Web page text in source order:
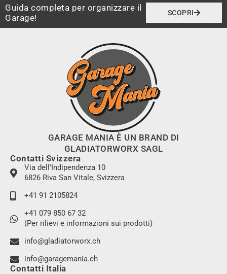
Guida completa per organizzare il
Garage!
SCOPRI
GARAGE MANIA È UN BRAND DI
GLADIATORWORX SAGL
Contatti Svizzera
Via dell'Indipendenza 10
6826 Riva San Vitale, Svizzera
+41 91 2105824
+41 079 850 67 32
(Per rilievi e informazioni sui prodotti)
info@gladiatorworx.ch
info@garagemania.ch
Contatti Italia